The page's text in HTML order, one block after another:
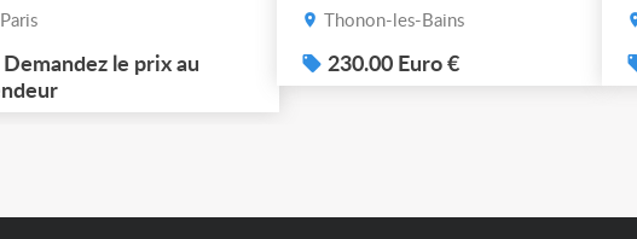
de scène rouge, un
dossier en photos. À
à Ivry-sur-Seine
jusqu'à ce vendredi 7
Paris
Demandez le prix au
récupérateur Mais
sup sur demande ça ne
passe pas sur l’annonce
Thonon-les-Bains
230.00 Euro €